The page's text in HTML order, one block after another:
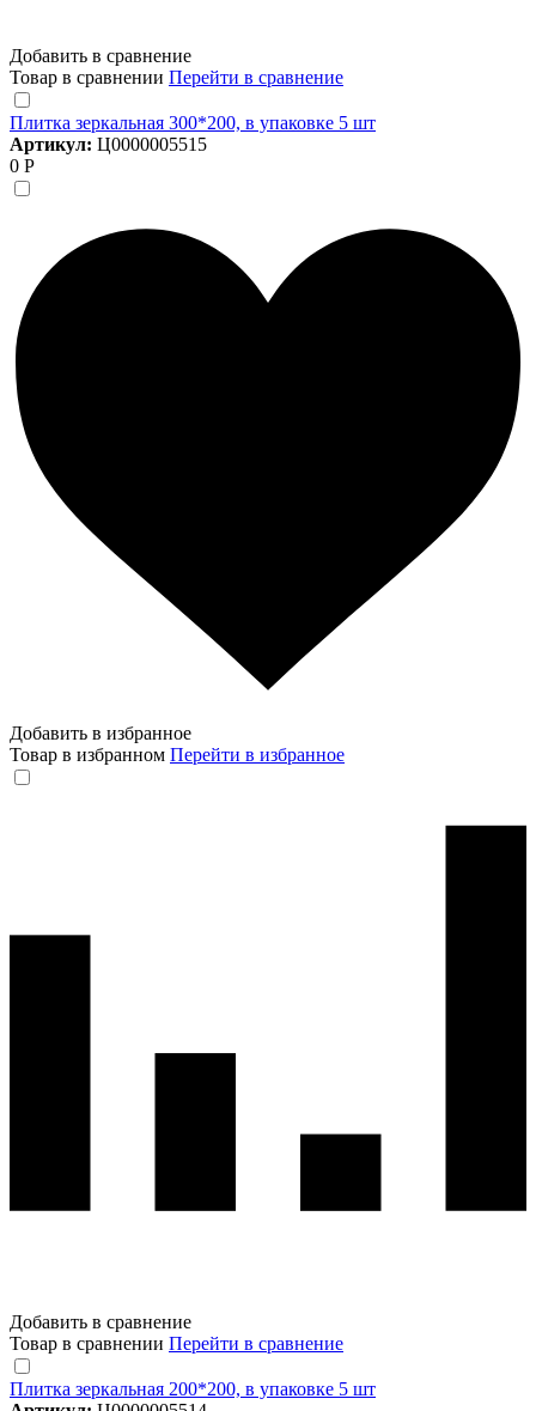
Добавить в сравнение
Товар в сравнении Перейти в сравнение
Плитка зеркальная 300*200, в упаковке 5 шт
Артикул: Ц0000005515
0 Р
Добавить в избранное
Товар в избранном Перейти в избранное
Добавить в сравнение
Товар в сравнении Перейти в сравнение
Плитка зеркальная 200*200, в упаковке 5 шт